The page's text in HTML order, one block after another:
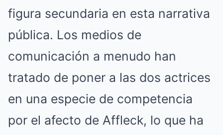
figura secundaria en esta narrativa
pública. Los medios de
comunicación a menudo han
tratado de poner a las dos actrices
en una especie de competencia
por el afecto de Affleck, lo que ha